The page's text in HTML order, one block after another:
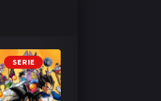
SERIE